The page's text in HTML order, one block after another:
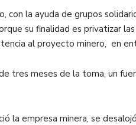
con la ayuda de grupos
su finalidad es privatizar
al proyecto minero, en
tres meses de la toma, un
la empresa minera, se